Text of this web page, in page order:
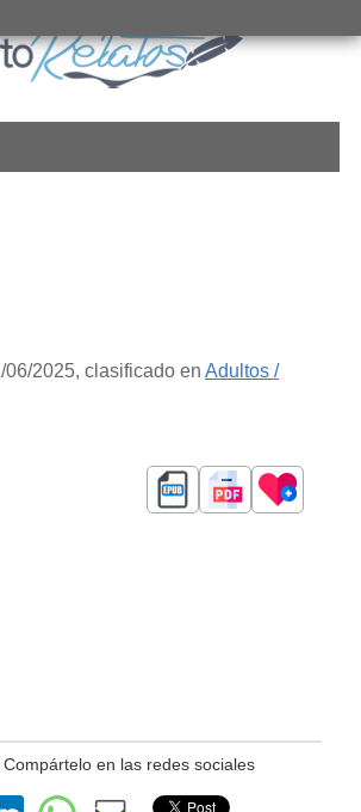
06/2025, clasificado en Adultos /
en las redes sociales